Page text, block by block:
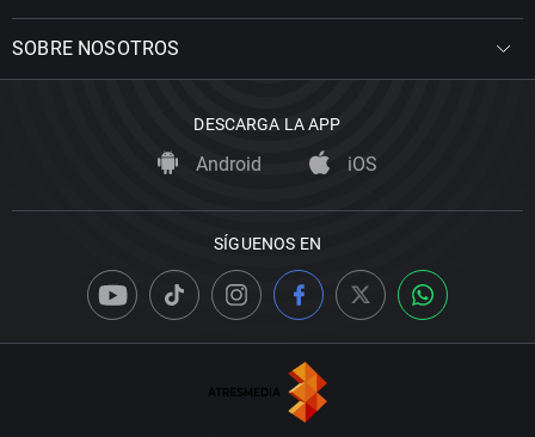
SOBRE NOSOTROS
DESCARGA LA APP
Android iOS
SÍGUENOS EN